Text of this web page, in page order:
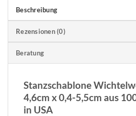
Beschreibung
Rezensionen (0)
Beratung
Stanzschablone
4,6cm x 0,4-5,5cm aus
in USA